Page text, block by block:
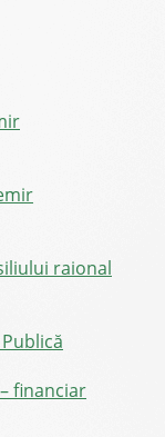
raional
financiar